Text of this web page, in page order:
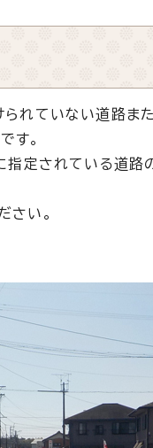
れていない道路ま
す。
指定されている道
さい。